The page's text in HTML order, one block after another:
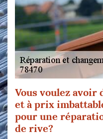
Vous voulez avoir
et à prix
pour une
de rive?